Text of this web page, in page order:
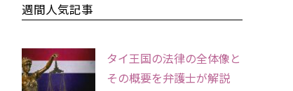
週間人気記事
タイ王国の法律の全体像と
その概要を弁護士が解説